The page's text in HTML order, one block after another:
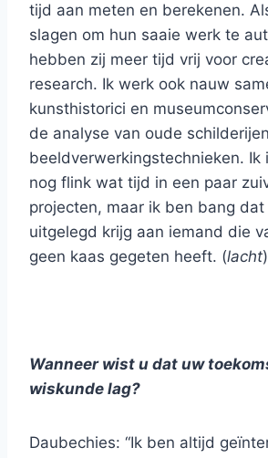
tijd aan meten en berekenen.
slagen om hun saaie werk te
hebben zij meer tijd vrij voor
research. Ik werk ook nauw
kunsthistorici en
de analyse van oude
beeldverwerkingstechnieken. Ik
nog flink wat tijd in een paar
projecten, maar ik ben bang
uitgelegd krijg aan iemand die
geen kaas gegeten heeft. (lacht
Wanneer wist u dat uw
wiskunde lag?
Daubechies: “Ik ben altijd